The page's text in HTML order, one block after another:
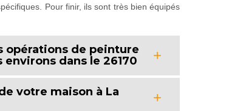
Pour finir, ils sont très bien équipés
opérations de peinture
environs dans le 26170
votre maison à La